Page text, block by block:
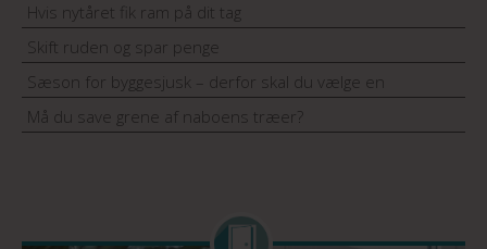
Hvis nytåret fik ram på dit tag
Skift ruden og spar penge
Sæson for byggesjusk – derfor skal du vælge en
håndværker med garantiordning
Må du save grene af naboens træer?